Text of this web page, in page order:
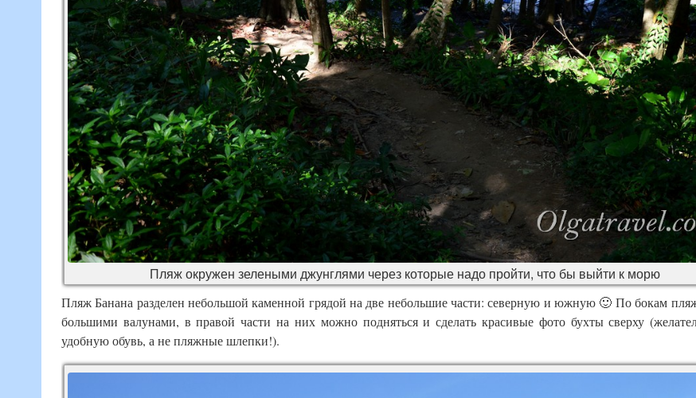
Пляж окружен зелеными джунглями через которые надо пройти, что бы выйти к морю
Пляж Банана разделен небольшой каменной грядой на две небольшие части: северную и южную 🙂 По бокам
большими валунами, в правой части на них можно подняться и сделать красивые фото бухты сверху
удобную обувь, а не пляжные шлепки!).